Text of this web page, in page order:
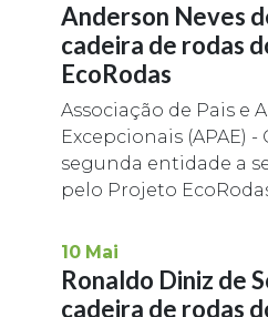
Anderson Neves
cadeira de rodas
EcoRodas
Associação de Pais e
Excepcionais (APAE) -
segunda entidade a
pelo Projeto
10 Mai
Ronaldo Diniz de
cadeira de rodas